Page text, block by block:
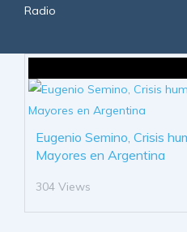
Radio
Eugenio Semino, Crisis
Mayores en Argentina
304 Views